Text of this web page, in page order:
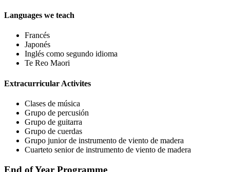
Languages we teach
Francés
Japonés
Inglés como segundo idioma
Te Reo Maori
Extracurricular Activites
Clases de música
Grupo de percusión
Grupo de guitarra
Grupo de cuerdas
Grupo junior de instrumento de viento de madera
Cuarteto senior de instrumento de viento de madera
End of Year Programme